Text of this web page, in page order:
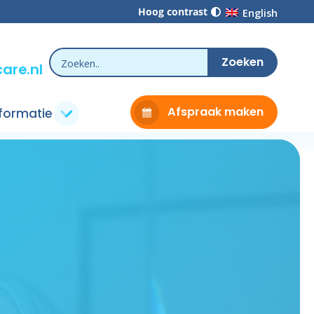
Hoog contrast English
Afspraak maken